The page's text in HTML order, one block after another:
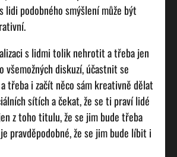
lidi podobného smýšlení může být
s lidmi tolik nehrotit a třeba jen
všemožných diskuzí, účastnit se
třeba i začít něco sám kreativně dělat
sítích a čekat, že se ti praví lidé
z toho titulu, že se jim bude třeba
pravděpodobné, že se jim bude líbit i